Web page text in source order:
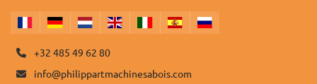
+32 485 49 62 80
info@philippartmachinesabois.com